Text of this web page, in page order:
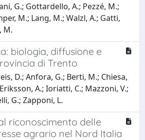
G.; Gottardello, A.; Pezzé, M.;
M.; Lang, M.; Walzl, A.; Gatti,
M.
biologia, diffusione e
di Trento
D.; Anfora, G.; Berti, M.; Chiesa,
A.; Ioriatti, C.; Mazzoni, V.;
G.; Zapponi, L.
riconoscimento delle
agrario nel Nord Italia